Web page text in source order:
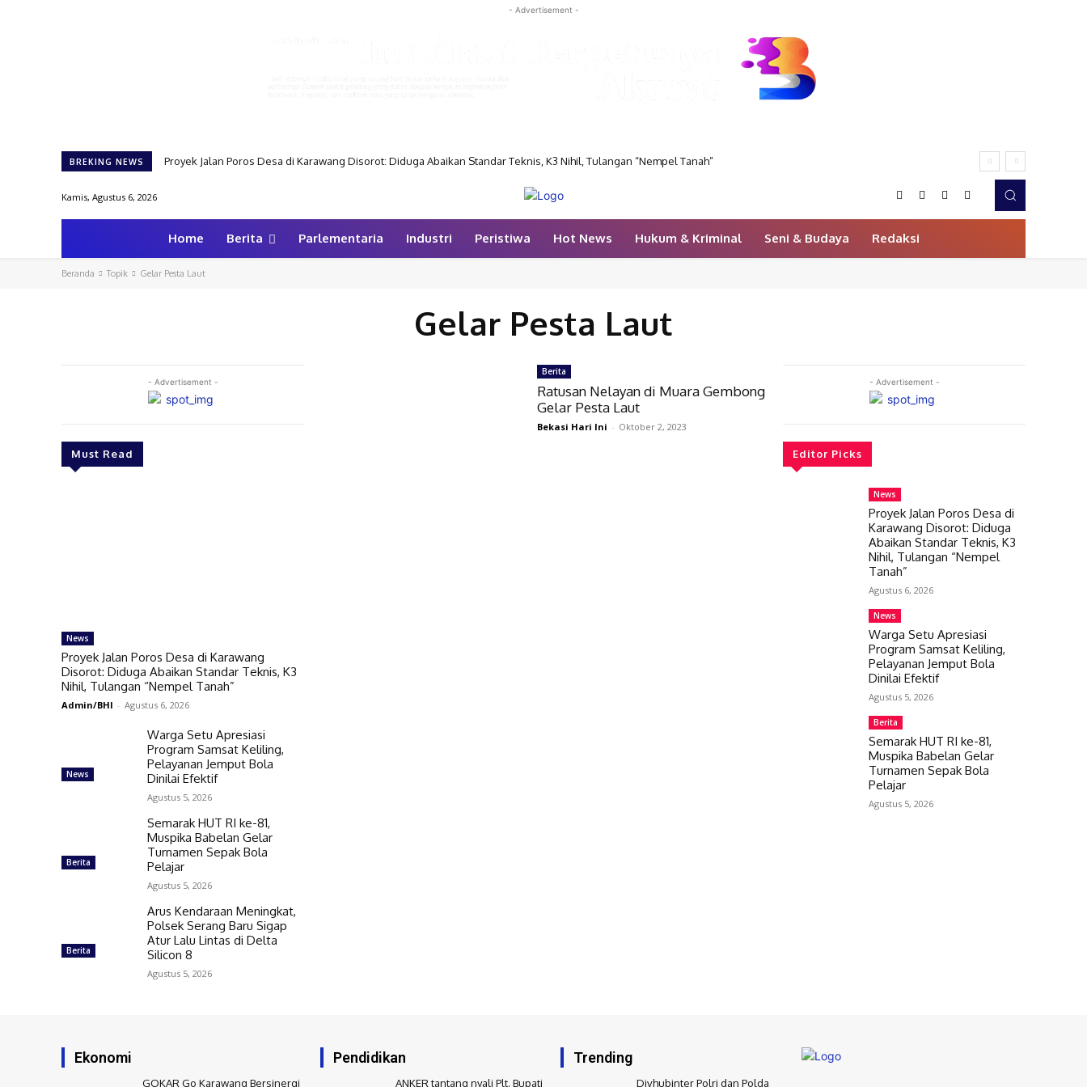
- Advertisement -
BREKING NEWS Proyek Jalan Poros Desa di Karawang Disorot: Diduga Abaikan Standar Teknis, K3 Nihil, Tulangan “Nempel Tanah”
Kamis, Agustus 6, 2026
Home Berita Parlementaria Industri Peristiwa Hot News Hukum & Kriminal Seni & Budaya Redaksi
Beranda Topik Gelar Pesta Laut
Gelar Pesta Laut
- Advertisement -
Must Read
News
Proyek Jalan Poros Desa di Karawang
Disorot: Diduga Abaikan Standar Teknis, K3
Nihil, Tulangan “Nempel Tanah”
Admin/BHI - Agustus 6, 2026
News
Warga Setu Apresiasi
Program Samsat Keliling,
Pelayanan Jemput Bola
Dinilai Efektif
Agustus 5, 2026
Berita
Semarak HUT RI ke-81,
Muspika Babelan Gelar
Turnamen Sepak Bola
Pelajar
Agustus 5, 2026
Berita
Arus Kendaraan Meningkat,
Polsek Serang Baru Sigap
Atur Lalu Lintas di Delta
Silicon 8
Agustus 5, 2026
Berita
Ratusan Nelayan di Muara Gembong
Gelar Pesta Laut
Bekasi Hari Ini - Oktober 2, 2023
- Advertisement -
Editor Picks
News
Proyek Jalan Poros Desa di
Karawang Disorot: Diduga
Abaikan Standar Teknis, K3
Nihil, Tulangan “Nempel
Tanah”
Agustus 6, 2026
News
Warga Setu Apresiasi
Program Samsat Keliling,
Pelayanan Jemput Bola
Dinilai Efektif
Agustus 5, 2026
Berita
Semarak HUT RI ke-81,
Muspika Babelan Gelar
Turnamen Sepak Bola
Pelajar
Agustus 5, 2026
Ekonomi
GOKAR Go Karawang Bersinergi
Pendidikan
ANKER tantang nyali Plt. Bupati
Trending
Divhubinter Polri dan Polda